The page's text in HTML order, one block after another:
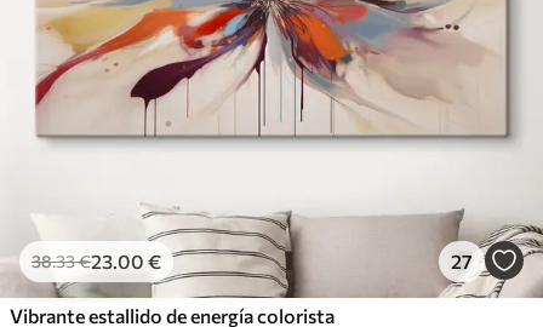
38.33€23.00 € 27
Vibrante estallido de energía colorista